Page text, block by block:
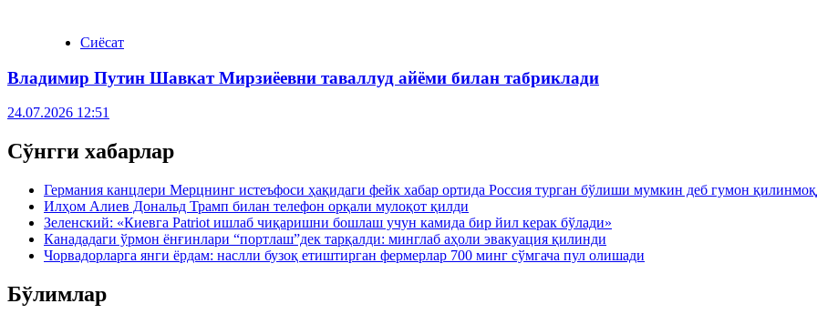
Сиёсат
Владимир Путин Шавкат Мирзиёевни таваллуд айёми билан табриклади
24.07.2026 12:51
Сўнгги хабарлар
Германия канцлери Мерцнинг истеъфоси ҳақидаги фейк хабар ортида Россия турган бўлиши мумкин деб гумон
Илҳом Алиев Дональд Трамп билан телефон орқали мулоқот қилди
Зеленский: «Киевга Patriot ишлаб чиқаришни бошлаш учун камида бир йил керак бўлади»
Канададаги ўрмон ёнғинлари “портлаш”дек тарқалди: минглаб аҳоли эвакуация қилинди
Чорвадорларга янги ёрдам: наслли бузоқ етиштирган фермерлар 700 минг сўмгача пул олишади
Бўлимлар